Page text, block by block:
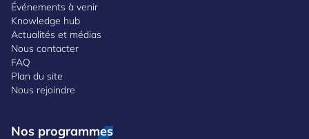
Événements à venir
Knowledge hub
Actualités et médias
Nous contacter
FAQ
Plan du site
Nous rejoindre
Nos programmes